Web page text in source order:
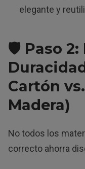
elegante y
🛡️ Paso 2:
Cartón
Madera)
No todos los
correcto ahorra